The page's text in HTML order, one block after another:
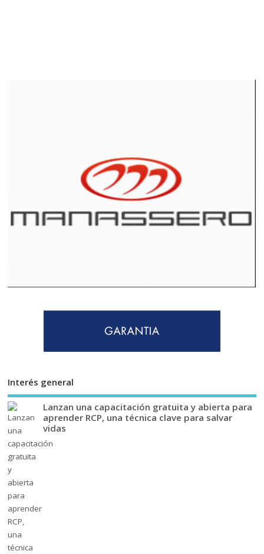
Interés general
Lanzan una capacitación gratuita y abierta para
aprender RCP, una técnica clave para salvar
vidas